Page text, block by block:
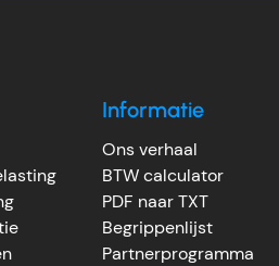
Informatie
Ons verhaal
BTW calculator
PDF naar TXT
Begrippenlijst
Partnerprogramma